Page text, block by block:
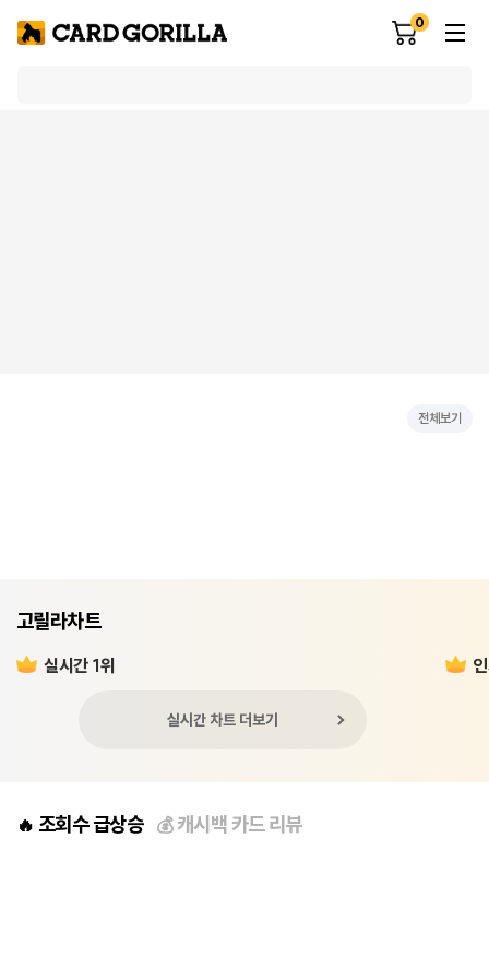
0
전체보기
고릴라차트
실시간 1위
실시간 차트 더보기
🔥 조회수 급상승 💰캐시백 카드 리뷰